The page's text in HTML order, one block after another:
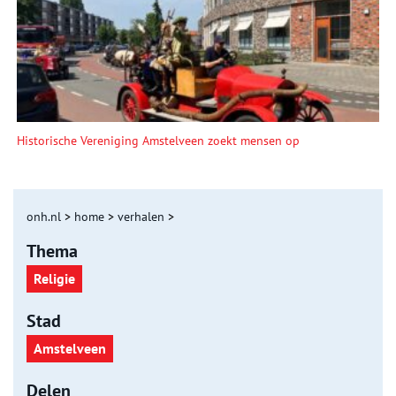
Historische Vereniging Amstelveen zoekt mensen op
onh.nl > home > verhalen >
Thema
Religie
Stad
Amstelveen
Delen